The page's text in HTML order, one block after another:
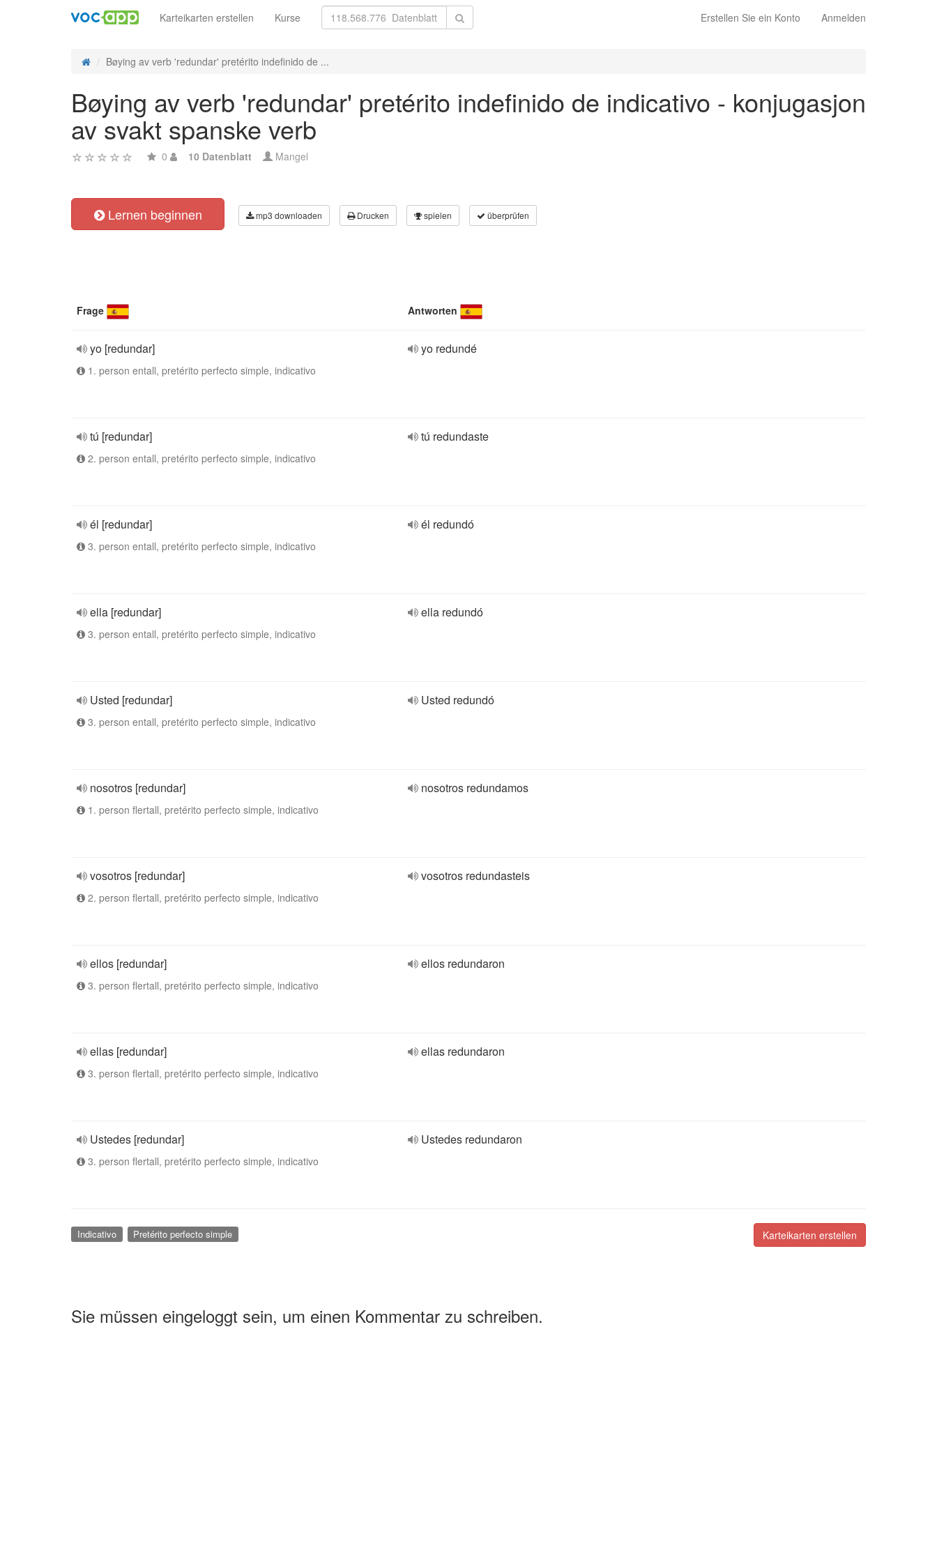
Erstellen Sie ein Konto Anmelden
Karteikarten erstellen Kurse
Bøying av verb 'redundar' pretérito indefinido de ...
Bøying av verb 'redundar' pretérito indefinido de indicativo - konjugasjon
av svakt spanske verb
0 10 Datenblatt Mangel
Lernen beginnen mp3 downloaden Drucken spielen überprüfen
Frage Antworten
yo [redundar]
1. person entall, pretérito perfecto simple, indicativo
yo redundé
tú [redundar]
2. person entall, pretérito perfecto simple, indicativo
tú redundaste
él [redundar]
3. person entall, pretérito perfecto simple, indicativo
él redundó
ella [redundar]
3. person entall, pretérito perfecto simple, indicativo
ella redundó
Usted [redundar]
3. person entall, pretérito perfecto simple, indicativo
Usted redundó
nosotros [redundar]
1. person flertall, pretérito perfecto simple, indicativo
nosotros redundamos
vosotros [redundar]
2. person flertall, pretérito perfecto simple, indicativo
vosotros redundasteis
ellos [redundar]
3. person flertall, pretérito perfecto simple, indicativo
ellos redundaron
ellas [redundar]
3. person flertall, pretérito perfecto simple, indicativo
ellas redundaron
Ustedes [redundar]
3. person flertall, pretérito perfecto simple, indicativo
Ustedes redundaron
Karteikarten erstellen
Indicativo Pretérito perfecto simple
Sie müssen eingeloggt sein, um einen Kommentar zu schreiben.